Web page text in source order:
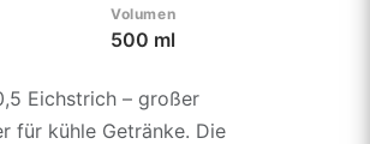
Volumen
500 ml
Eichstrich – großer
für kühle Getränke. Die